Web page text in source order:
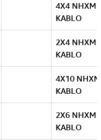
4X4
KABLO
2X4
KABLO
4X10
KABLO
2X6
KABLO